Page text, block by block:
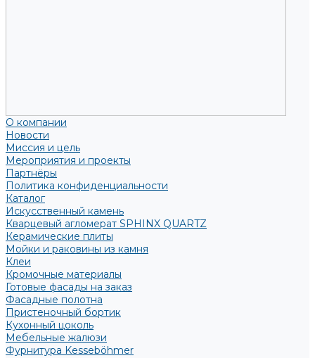
О компании
Новости
Миссия и цель
Мероприятия и проекты
Партнёры
Политика конфиденциальности
Каталог
Искусственный камень
Кварцевый агломерат SPHINX QUARTZ
Керамические плиты
Мойки и раковины из камня
Клеи
Кромочные материалы
Готовые фасады на заказ
Фасадные полотна
Пристеночный бортик
Кухонный цоколь
Мебельные жалюзи
Фурнитура Kesseböhmer